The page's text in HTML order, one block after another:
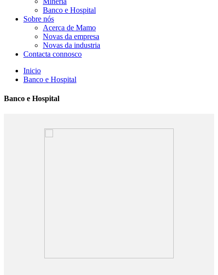
Banco e Hospital
Sobre nós
Acerca de Mamo
Novas da empresa
Novas da industria
Contacta connosco
Inicio
Banco e Hospital
Banco e Hospital